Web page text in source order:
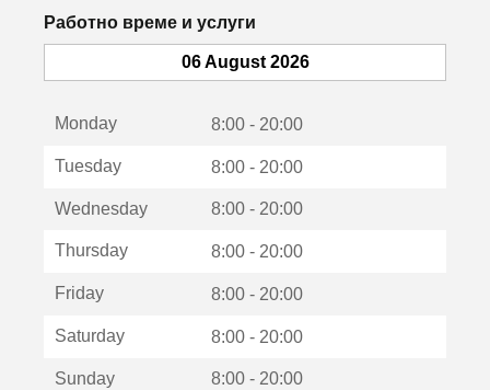
к
с
Работно време и услуги
06 August 2026
Monday 8:00 - 20:00
Tuesday 8:00 - 20:00
Wednesday 8:00 - 20:00
Thursday 8:00 - 20:00
Friday 8:00 - 20:00
Saturday 8:00 - 20:00
Sunday 8:00 - 20:00